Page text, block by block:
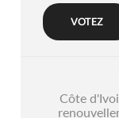
Côte